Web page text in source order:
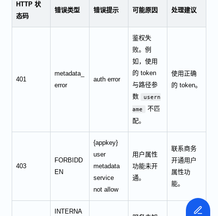
HTTP 状
态码
错误类型 错误提示 可能原因 处理建议
401
metadata_
error
auth error
鉴权失
败。例
如，使用
的 token
与路径参
数
usern
ame
不匹
配。
使用正确
的 token。
403
FORBIDD
EN
{appkey}
user
metadata
service
not allow
用户属性
功能未开
通。
联系商务
开通用户
属性功
能。
INTERNA